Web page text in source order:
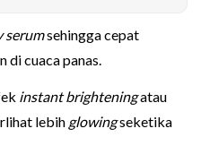
serumsehingga cepat
di cuaca panas.
instant brighteningatau
lebih glowingseketika